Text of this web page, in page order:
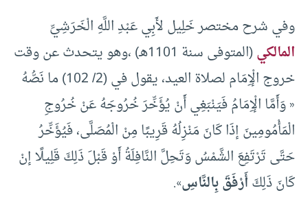
وفي شرح مختصر خَلِيل لأَبِي عَبْدِ اللَّهِ الْخَرَشِيِّ
المالكي
(المتوفى سنة 1101هـ) ،وهو يتحدث عن وقت
خروج الْإِمَام لصلاة العيد، يقول في (2/ 102) ما نَصُّهُ
« وَأَمَّا الْإِمَامُ فَيَنْبَغِي أَنْ يُؤَخِّرَ خُرُوجَهُ عَنْ خُرُوجِ
الْمَأْمُومِينَ إذَا كَانَ مَنْزِلُهُ قَرِيبًا مِنْ الْمُصَلَّى، فَيُؤَخِّرُ
حَتَّى تَرْتَفِعَ الشَّمْسُ وَتَحِلَّ النَّافِلَةُ أَوْ قَبْلَ ذَلِكَ قَلِيلًا إنْ
كَانَ ذَلِكَأَرْفَقَ بِالنَّاسِ».